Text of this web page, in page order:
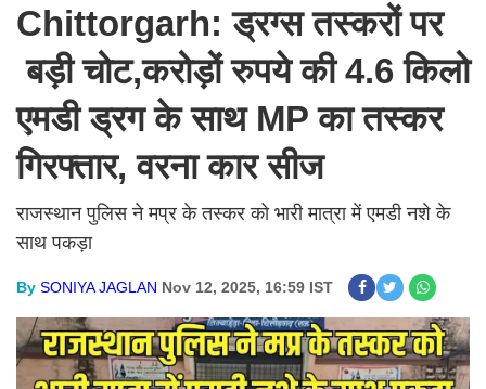
Chittorgarh: ड्रग्स तस्करों पर
बड़ी चोट,करोड़ों रुपये की 4.6 किलो
एमडी ड्रग के साथ MP का तस्कर
गिरफ्तार, वरना कार सीज
राजस्थान पुलिस ने मप्र के तस्कर को भारी मात्रा में एमडी नशे के
साथ पकड़ा
By SONIYA JAGLAN Nov 12, 2025, 16:59 IST